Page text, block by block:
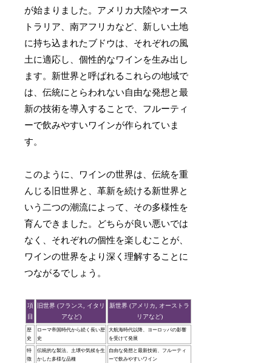
が始まりました。アメリカ大陸やオース
トラリア、南アフリカなど、新しい土地
に持ち込まれたブドウは、それぞれの風
土に適応し、個性的なワインを生み出し
ます。新世界と呼ばれるこれらの地域で
は、伝統にとらわれない自由な発想と最
新の技術を導入することで、フルーティ
ーで飲みやすいワインが作られていま
す。
このように、ワインの世界は、伝統を重
んじる旧世界と、革新を続ける新世界と
いう二つの潮流によって、その多様性を
育んできました。どちらが良い悪いでは
なく、それぞれの個性を楽しむことが、
ワインの世界をより深く理解することに
つながるでしょう。
項
目
旧世界 (フランス, イタリ
アなど)
新世界 (アメリカ, オーストラ
リアなど)
歴
史
ローマ帝国時代から続く長い歴
史
大航海時代以降、ヨーロッパの影響
を受けて発展
特
徴
伝統的な製法、土壌や気候を生
かした多様な品種
自由な発想と最新技術、フルーティ
ーで飲みやすいワイン